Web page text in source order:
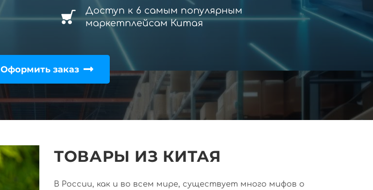
Доступ к 6 самым популярным
маркетплейсам Китая
Оформить заказ
ТОВАРЫ ИЗ КИТАЯ
В России, как и во всем мире, существует много мифов о